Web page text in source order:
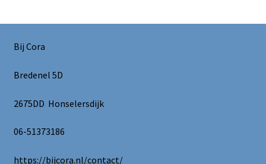
Bij Cora
Bredenel 5D
2675DD Honselersdijk
06-51373186
https://bijcora.nl/contact/